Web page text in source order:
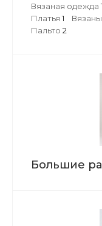
Вязаная одежда
Платья 1
Пальто 2
Большие